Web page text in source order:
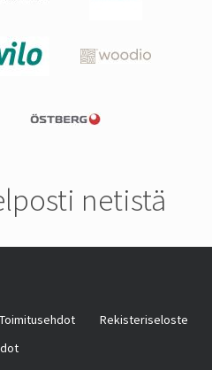
netistä
Toimitusehdot
Rekisteriseloste